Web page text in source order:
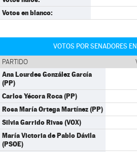
Votos en blanco:
VOTOS POR SENADORES
PARTIDO
Ana Lourdes González García
(PP)
Carlos Yécora Roca (PP)
Rosa María Ortega Martínez (PP)
Silvia Garrido Rivas (VOX)
María Victoria de Pablo Dávila
(PSOE)